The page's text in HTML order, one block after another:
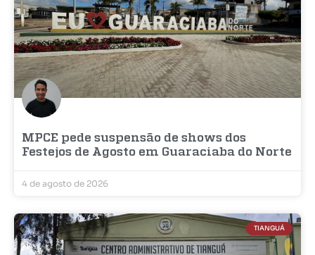
MPCE pede suspensão de shows dos
Festejos de Agosto em Guaraciaba do Norte
4 de agosto de 2026
TIANGUÁ